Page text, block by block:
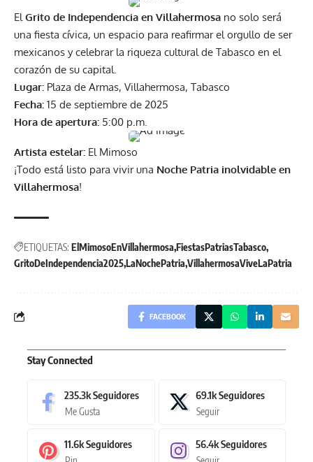
El Grito de Independencia en Villahermosa no solo será
una fiesta cívica, un espacio para reafirmar el orgullo de ser
mexicanos y celebrar la riqueza cultural de Tabasco en el
corazón de su capital.
Lugar: Plaza de Armas, Villahermosa, Tabasco
Fecha: 15 de septiembre de 2025
Hora de apertura: 5:00 p.m.
Artista estelar: El Mimoso
¡Todo está listo para vivir una Noche Patria inolvidable en
Villahermosa!
ETIQUETAS: ElMimosoEnVillahermosa FiestasPatriasTabasco
GritoDeIndependencia2025LaNochePatria VillahermosaViveLaPatria
FACEBOOK
Stay Connected
235.3kSeguidores
Me Gusta
69.1kSeguidores
Seguir
11.6kSeguidores 56.4kSeguidores